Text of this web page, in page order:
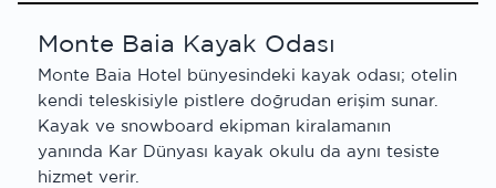
Monte Baia Kayak Odası
Monte Baia Hotel bünyesindeki kayak odası; otelin
kendi teleskisiyle pistlere doğrudan erişim sunar.
Kayak ve snowboard ekipman kiralamanın
yanında Kar Dünyası kayak okulu da aynı tesiste
hizmet verir.